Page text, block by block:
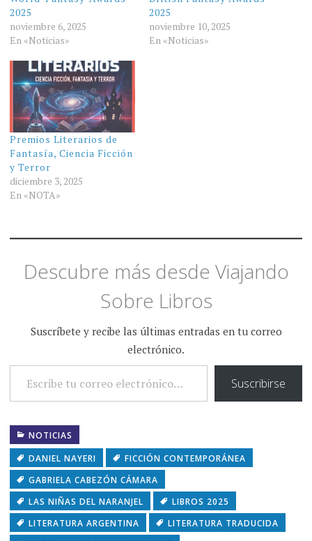
2025
noviembre 6, 2025
En «Noticias»
2025
noviembre 10, 2025
En «Noticias»
Premios Literarios de
Fantasía, Ciencia Ficción
y Terror
diciembre 3, 2025
En «NOTA»
Descubre más desde Viajando
Sobre Libros
Suscríbete y recibe las últimas entradas en tu correo
electrónico.
ESCRIBE TU CORREO ELECTRÓNICO…
Suscribirse
NOTICIAS
DANIEL NAYERI
FICCIÓN CONTEMPORÁNEA
GABRIELA CABEZÓN CÁMARA
LAS NIÑAS DEL NARANJEL
LIBROS 2025
LITERATURA ARGENTINA
LITERATURA TRADUCIDA